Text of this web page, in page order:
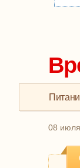
08